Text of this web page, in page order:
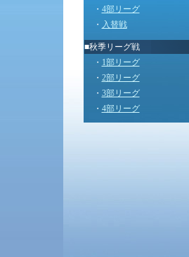
・ 4部リーグ
・ 入替戦
■秋季リーグ戦
・ 1部リーグ
・ 2部リーグ
・ 3部リーグ
・ 4部リーグ